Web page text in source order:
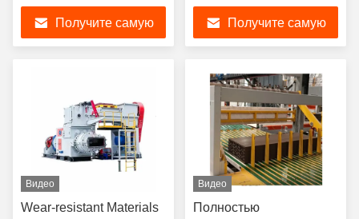
используемая для
различных типов
кирпичей на заводе
Получите самую
1200 кг
Получите самую
Видео
Wear-resistant Materials
Видео
Полностью